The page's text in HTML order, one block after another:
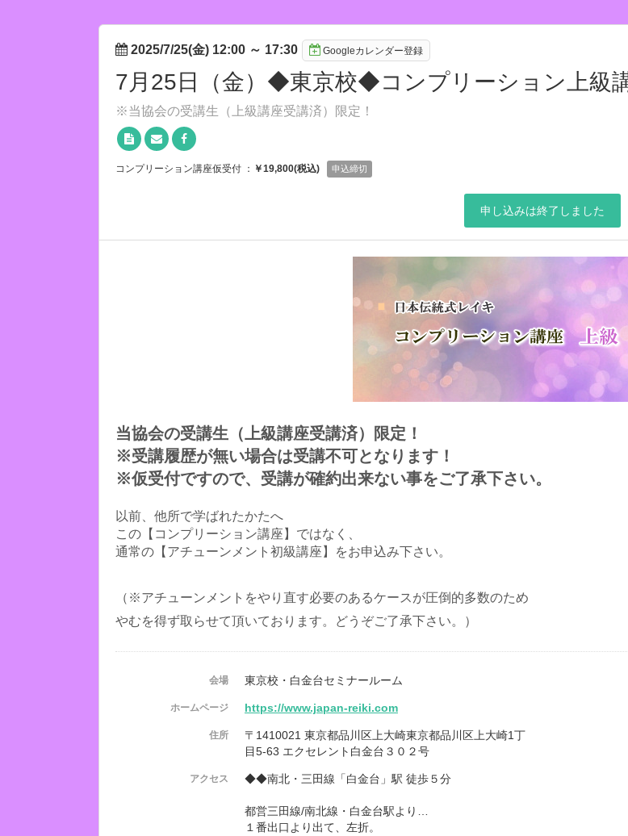
2025/7/25(金) 12:00 ～ 17:30 Googleカレンダー登録
7月25日（金）◆東京校◆コンプリーション上級
※当協会の受講生（上級講座受講済）限定！
コンプリーション講座仮受付 ： ￥19,800(税込) 申込締切
申し込みは終了しました
当協会の受講生（上級講座受講済）限定！
※受講履歴が無い場合は受講不可となります！
※仮受付ですので、受講が確約出来ない事をご了承下さい。
以前、他所で学ばれたかたへ
この【コンプリーション講座】ではなく、
通常の【アチューンメント初級講座】をお申込み下さい。
（※アチューンメントをやり直す必要のあるケースが圧倒的多数のため
やむを得ず取らせて頂いております。どうぞご了承下さい。）
会場 東京校・白金台セミナールーム
ホームページ https://www.japan-reiki.com
住所
〒1410021 東京都品川区上大崎東京都品川区上大崎1丁
目5-63 エクセレント白金台３０２号
アクセス ◆◆南北・三田線「白金台」駅 徒歩５分
都営三田線/南北線・白金台駅より…
１番出口より出て、左折。